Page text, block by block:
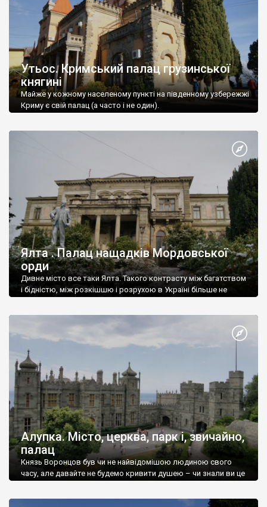
Утьос. Кримський палац грузинської
княгині
Майже у кожному населеному пункті на південному узбережжі
Криму є свій палац (а часто і не один).
Ялта . Палац нащадків Мордовської
орди
Дивне місто все таки Ялта. Такого контрасту між багатством
і бідністю, між розкішшю і розрухою в Україні більше не
Алупка. Місто, церква, парк і, звичайно,
палац
Князь Воронцов був чи не найвідомішою людиною свого
часу, але давайте не будемо кривити душею – чи знали ви це